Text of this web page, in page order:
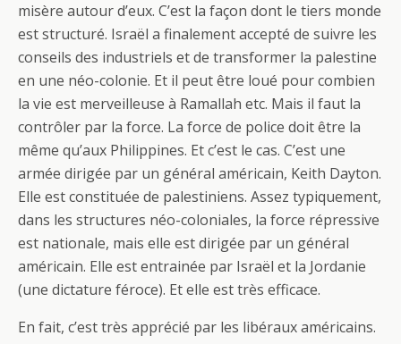
misère autour d’eux. C’est la façon dont le tiers monde
est structuré. Israël a finalement accepté de suivre les
conseils des industriels et de transformer la palestine
en une néo-colonie. Et il peut être loué pour combien
la vie est merveilleuse à Ramallah etc. Mais il faut la
contrôler par la force. La force de police doit être la
même qu’aux Philippines. Et c’est le cas. C’est une
armée dirigée par un général américain, Keith Dayton.
Elle est constituée de palestiniens. Assez typiquement,
dans les structures néo-coloniales, la force répressive
est nationale, mais elle est dirigée par un général
américain. Elle est entrainée par Israël et la Jordanie
(une dictature féroce). Et elle est très efficace.
En fait, c’est très apprécié par les libéraux américains.